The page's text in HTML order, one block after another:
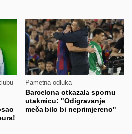
Pametna odluka
Barcelona otkazala spornu
utakmicu: "Odigravanje
meča bilo bi neprimjereno"